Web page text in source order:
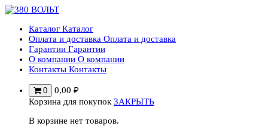
Перейти
содержимому
Каталог Каталог
Оплата и доставка Оплата и доставка
Гарантии Гарантии
О компании О компании
Контакты Контакты
0 0,00 ₽
Корзина для покупок ЗАКРЫТЬ
В корзине нет товаров.